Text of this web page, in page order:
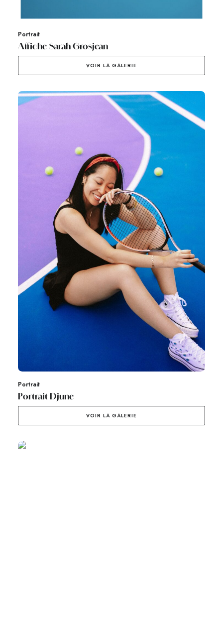
Portrait
Affiche Sarah Grosjean
VOIR LA GALERIE
Portrait
Portrait Djune
VOIR LA GALERIE